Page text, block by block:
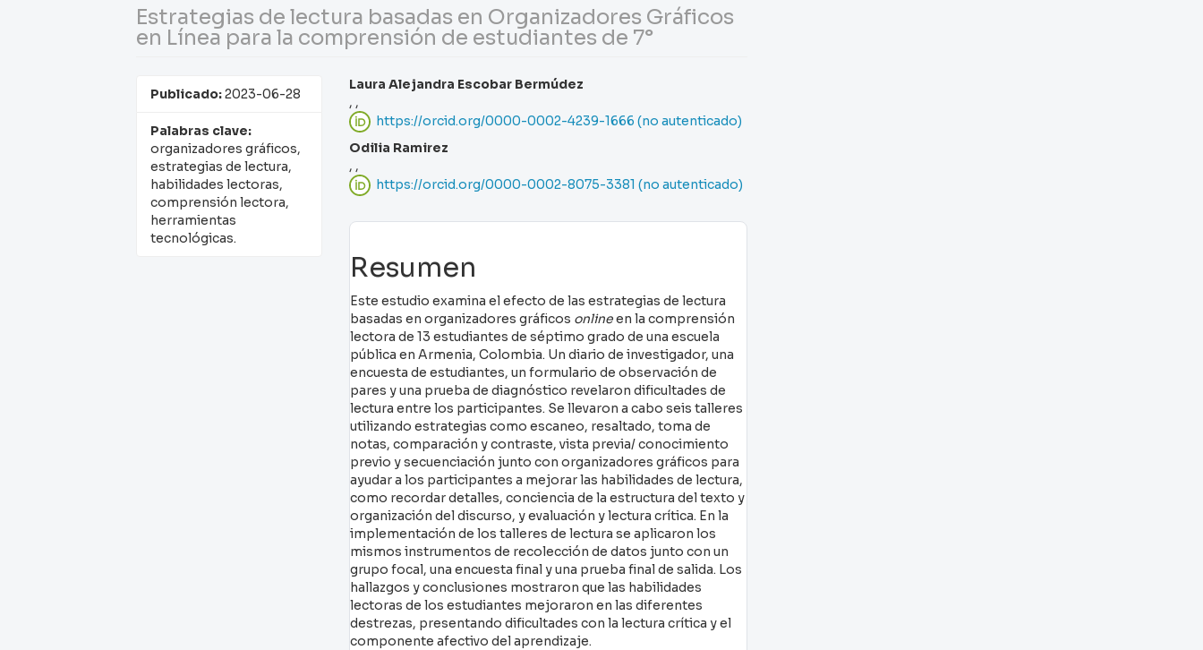
Estrategias de lectura basadas en Organizadores Gráficos
en Línea para la comprensión de estudiantes de 7°
Barra
lateral
del
artículo
Publicado:2023-06-28
Palabras clave:
organizadores gráficos,
estrategias de lectura,
habilidades lectoras,
comprensión lectora,
herramientas
tecnológicas.
Contenido
principal
del
artículo
Laura Alejandra Escobar Bermúdez
, ,
https://orcid.org/0000-0002-4239-1666 (no autenticado)
Odilia Ramirez
, ,
https://orcid.org/0000-0002-8075-3381 (no autenticado)
Resumen
Este estudio examina el efecto de las estrategias de lectura
basadas en organizadores gráficos onlineen la comprensión
lectora de 13 estudiantes de séptimo grado de una escuela
pública en Armenia, Colombia. Un diario de investigador, una
encuesta de estudiantes, un formulario de observación de
pares y una prueba de diagnóstico revelaron dificultades de
lectura entre los participantes. Se llevaron a cabo seis talleres
utilizando estrategias como escaneo, resaltado, toma de
notas, comparación y contraste, vista previa/ conocimiento
previo y secuenciación junto con organizadores gráficos para
ayudar a los participantes a mejorar las habilidades de lectura,
como recordar detalles, conciencia de la estructura del texto y
organización del discurso, y evaluación y lectura crítica. En la
implementación de los talleres de lectura se aplicaron los
mismos instrumentos de recolección de datos junto con un
grupo focal, una encuesta final y una prueba final de salida. Los
hallazgos y conclusiones mostraron que las habilidades
lectoras de los estudiantes mejoraron en las diferentes
destrezas, presentando dificultades con la lectura crítica y el
componente afectivo del aprendizaje.